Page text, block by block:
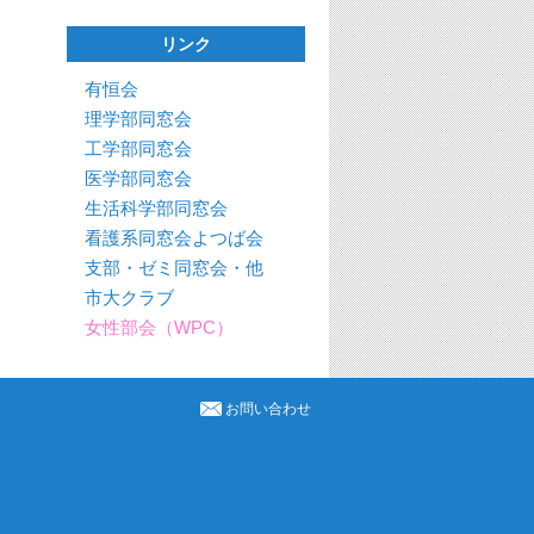
リンク
有恒会
理学部同窓会
工学部同窓会
医学部同窓会
生活科学部同窓会
看護系同窓会よつば会
支部・ゼミ同窓会・他
市大クラブ
女性部会（WPC）
お問い合わせ